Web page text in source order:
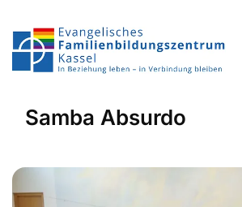
Samba Absurdo